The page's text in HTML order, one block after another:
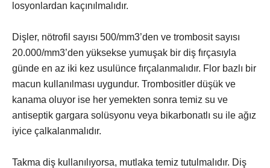
losyonlardan kaçınılmalıdır.
Dişler, nötrofil sayısı 500/mm3’den ve trombosit sayısı
20.000/mm3’den yüksekse yumuşak bir diş fırçasıyla
günde en az iki kez usulünce fırçalanmalıdır. Flor bazlı bir
macun kullanılması uygundur. Trombositler düşük ve
kanama oluyor ise her yemekten sonra temiz su ve
antiseptik gargara solüsyonu veya bikarbonatlı su ile ağız
iyice çalkalanmalıdır.
Takma diş kullanılıyorsa, mutlaka temiz tutulmalıdır. Diş